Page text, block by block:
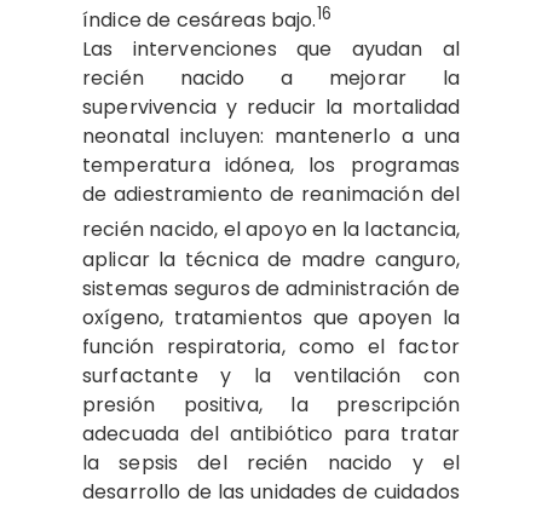
índice de cesáreas bajo.16
Las intervenciones que ayudan al
recién nacido a mejorar la
supervivencia y reducir la mortalidad
neonatal incluyen: mantenerlo a una
temperatura idónea, los programas
de adiestramiento de reanimación del
recién nacido, elapoyo en la lactancia,
aplicar la técnica de madre canguro,
sistemas seguros de administración de
oxígeno, tratamientos que apoyen la
función respiratoria, como el factor
surfactante y la ventilación con
presión positiva, la prescripción
adecuada del antibiótico para tratar
la sepsis del recién nacido y el
desarrollo de las unidades de cuidados